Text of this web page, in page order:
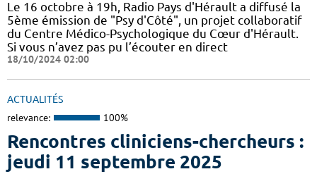
Le 16 octobre à 19h, Radio Pays d'Hérault a diffusé la
5ème émission de "Psy d'Côté", un projet collaboratif
du Centre Médico-Psychologique du Cœur d'Hérault.
Si vous n’avez pas pu l’écouter en direct
18/10/2024 02:00
ACTUALITÉS
relevance: 100%
Rencontres cliniciens-chercheurs :
jeudi 11 septembre 2025